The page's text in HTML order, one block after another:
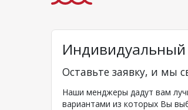
Индивидуальный
Оставьте заявку, и мы
Наши менджеры дадут вам
вариантами из которых Вы